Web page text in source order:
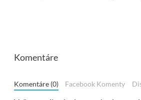
Komentáre
Komentáre (0) Facebook Komenty